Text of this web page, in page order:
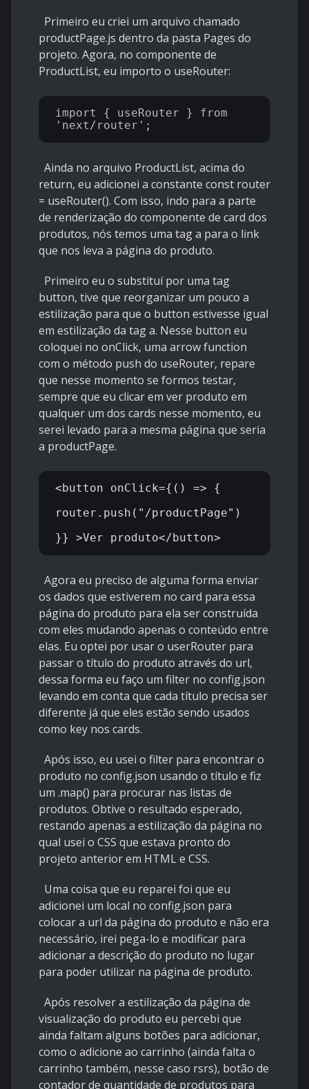
Primeiro eu criei um arquivo chamado
productPage.js dentro da pasta Pages do
projeto. Agora, no componente de
ProductList, eu importo o useRouter:
import { useRouter } from
Ainda no arquivo ProductList, acima do
return, eu adicionei a constante const router
= useRouter(). Com isso, indo para a parte
de renderização do componente de card dos
produtos, nós temos uma tag a para o link
que nos leva a página do produto.
Primeiro eu o substituí por uma tag
button, tive que reorganizar um pouco a
estilização para que o button estivesse igual
em estilização da tag a. Nesse button eu
coloquei no onClick, uma arrow function
com o método push do useRouter, repare
que nesse momento se formos testar,
sempre que eu clicar em ver produto em
qualquer um dos cards nesse momento, eu
serei levado para a mesma página que seria
a productPage.
<button onClick={() => {
router.push("/productPage")
Agora eu preciso de alguma forma enviar
os dados que estiverem no card para essa
página do produto para ela ser construída
com eles mudando apenas o conteúdo entre
elas. Eu optei por usar o userRouter para
passar o título do produto através do url,
dessa forma eu faço um filter no config.json
levando em conta que cada título precisa ser
diferente já que eles estão sendo usados
como key nos cards.
Após isso, eu usei o filter para encontrar o
produto no config.json usando o título e fiz
um .map() para procurar nas listas de
produtos. Obtive o resultado esperado,
restando apenas a estilização da página no
qual usei o CSS que estava pronto do
projeto anterior em HTML e CSS.
Uma coisa que eu reparei foi que eu
adicionei um local no config.json para
colocar a url da página do produto e não era
necessário, irei pega-lo e modificar para
adicionar a descrição do produto no lugar
para poder utilizar na página de produto.
Após resolver a estilização da página de
visualização do produto eu percebi que
ainda faltam alguns botões para adicionar,
como o adicione ao carrinho (ainda falta o
carrinho também, nesse caso rsrs), botão de
contador de quantidade de produtos para